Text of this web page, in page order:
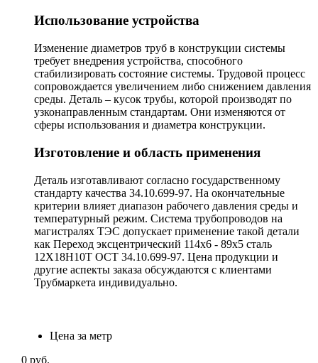
Использование устройства
Изменение диаметров труб в конструкции системы
требует внедрения устройства, способного
стабилизировать состояние системы. Трудовой процесс
сопровождается увеличением либо снижением давления
среды. Деталь – кусок трубы, которой производят по
узконаправленным стандартам. Они изменяются от
сферы использования и диаметра конструкции.
Изготовление и область применения
Деталь изготавливают согласно государственному
стандарту качества 34.10.699-97. На окончательные
критерии влияет диапазон рабочего давления среды и
температурный режим. Система трубопроводов на
магистралях ТЭС допускает применение такой детали
как Переход эксцентрический 114х6 - 89х5 сталь
12Х18Н10Т ОСТ 34.10.699-97. Цена продукции и
другие аспекты заказа обсуждаются с клиентами
Трубмаркета индивидуально.
Цена за метр
0 руб.